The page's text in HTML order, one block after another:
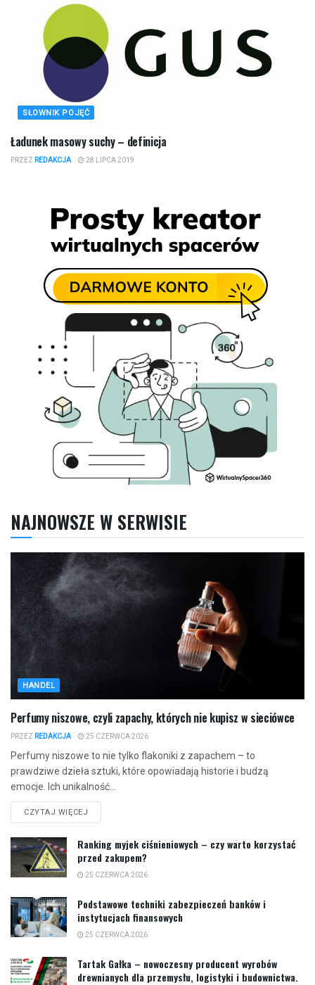
SŁOWNIK POJĘĆ
Ładunek masowy suchy – definicja
PRZEZ REDAKCJA 28 LIPCA 2019
NAJNOWSZE W SERWISIE
HANDEL
Perfumy niszowe, czyli zapachy, których nie kupisz w sieciówce
PRZEZ REDAKCJA 25 CZERWCA 2026
Perfumy niszowe to nie tylko flakoniki z zapachem – to
prawdziwe dzieła sztuki, które opowiadają historie i budzą
emocje. Ich unikalność...
CZYTAJ WIĘCEJ
Ranking myjek ciśnieniowych – czy warto korzystać
przed zakupem?
25 CZERWCA 2026
Podstawowe techniki zabezpieczeń banków i
instytucjach finansowych
25 CZERWCA 2026
Tartak Gałka – nowoczesny producent wyrobów
drewnianych dla przemysłu, logistyki i budownictwa.